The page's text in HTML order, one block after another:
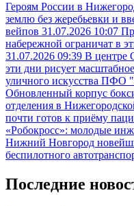
Героям России в
землю без жеребьевки и
вейпов 31.07.2026 10:07
набережной ограничат в
31.07.2026 09:39 В центре
эти дни рисует
уличного искусства
Обновленный корпус
отделения в
почти готов к приёму
«Робокросс»: молодые
Нижний Новгород
беспилотного
Последние